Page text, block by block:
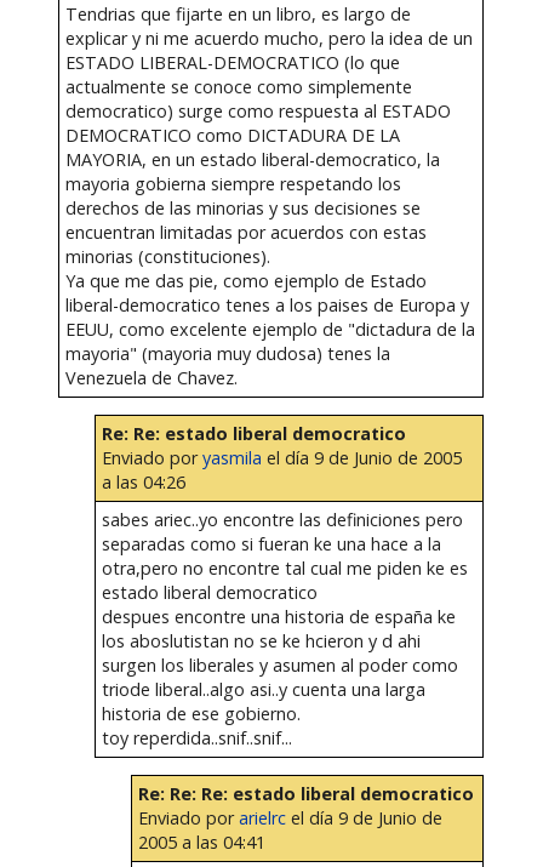
Tendrias que fijarte en un libro, es largo de
explicar y ni me acuerdo mucho, pero la idea de un
ESTADO LIBERAL-DEMOCRATICO (lo que
actualmente se conoce como simplemente
democratico) surge como respuesta al ESTADO
DEMOCRATICO como DICTADURA DE LA
MAYORIA, en un estado liberal-democratico, la
mayoria gobierna siempre respetando los
derechos de las minorias y sus decisiones se
encuentran limitadas por acuerdos con estas
minorias (constituciones).
Ya que me das pie, como ejemplo de Estado
liberal-democratico tenes a los paises de Europa y
EEUU, como excelente ejemplo de "dictadura de la
mayoria" (mayoria muy dudosa) tenes la
Venezuela de Chavez.
Re: Re: estado liberal democratico
Enviado poryasmila el día 9 de Junio de 2005
a las 04:26
sabes ariec..yo encontre las definiciones pero
separadas como si fueran ke una hace a la
otra,pero no encontre tal cual me piden ke es
estado liberal democratico
despues encontre una historia de españa ke
los aboslutistan no se ke hcieron y d ahi
surgen los liberales y asumen al poder como
triode liberal..algo asi..y cuenta una larga
historia de ese gobierno.
toy reperdida..snif..snif...
Re: Re: Re: estado liberal democratico
Enviado porarielrcel día 9 de Junio de
2005 a las 04:41